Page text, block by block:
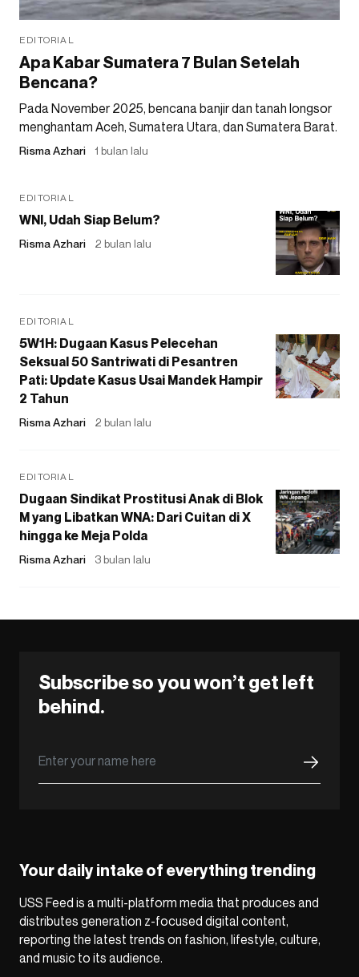
EDITORIAL
Apa Kabar Sumatera 7 Bulan Setelah
Bencana?
Pada November 2025, bencana banjir dan tanah longsor
menghantam Aceh, Sumatera Utara, dan Sumatera Barat.
Risma Azhari 1 bulan lalu
EDITORIAL
WNI, Udah Siap Belum?
Risma Azhari 2 bulan lalu
EDITORIAL
5W1H: Dugaan Kasus Pelecehan
Seksual 50 Santriwati di Pesantren
Pati: Update Kasus Usai Mandek Hampir
2 Tahun
Risma Azhari 2 bulan lalu
EDITORIAL
Dugaan Sindikat Prostitusi Anak di Blok
M yang Libatkan WNA: Dari Cuitan di X
hingga ke Meja Polda
Risma Azhari 3 bulan lalu
Subscribe so you won’t get left
behind.
Your daily intake of everything trending
USS Feed is a multi-platform media that produces and
distributes generation z-focused digital content,
reporting the latest trends on fashion, lifestyle, culture,
and music to its audience.